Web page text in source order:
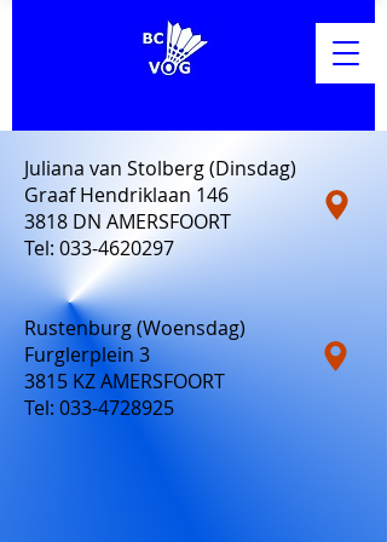
Juliana van Stolberg (Dinsdag)
Graaf Hendriklaan 146
3818 DN AMERSFOORT
Tel: 033-4620297
Rustenburg (Woensdag)
Furglerplein 3
3815 KZ AMERSFOORT
Tel: 033-4728925